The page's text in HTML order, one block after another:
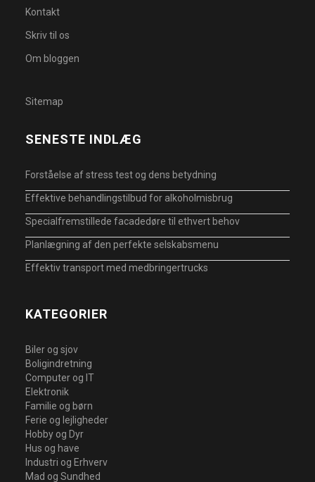
Kontakt
Skriv til os
Om bloggen
Sitemap
SENESTE INDLÆG
Forståelse af stress test og dens betydning
Effektive behandlingstilbud for alkoholmisbrug
Specialfremstillede facadedøre til ethvert behov
Planlægning af den perfekte selskabsmenu
Effektiv transport med medbringertrucks
KATEGORIER
Biler og sjov
Boligindretning
Computer og IT
Elektronik
Familie og børn
Ferie og lejligheder
Hobby og Dyr
Hus og have
Industri og Erhverv
Mad og Sundhed